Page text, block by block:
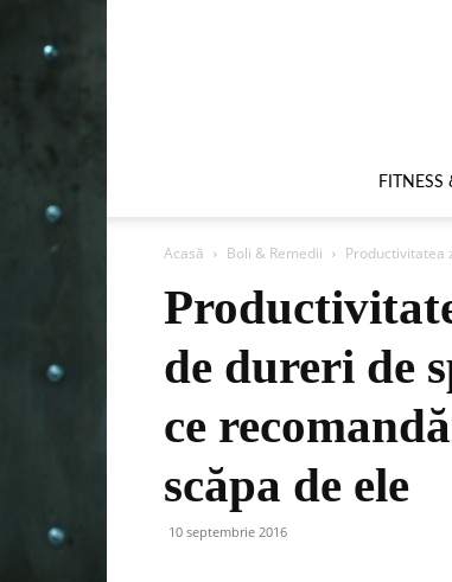
FITNESS
Acasă Boli & Remedii Productivitatea
de dureri de
ce
scăpa de ele
10 septembrie 2016